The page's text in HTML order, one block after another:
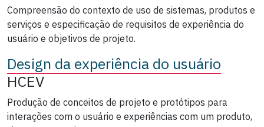
Compreensão do contexto de uso de sistemas, produtos e
serviços e especificação de requisitos de experiência do
usuário e objetivos de projeto.
Design da experiência do usuário
HCEV
Produção de conceitos de projeto e protótipos para
interações com o usuário e experiências com um produto,